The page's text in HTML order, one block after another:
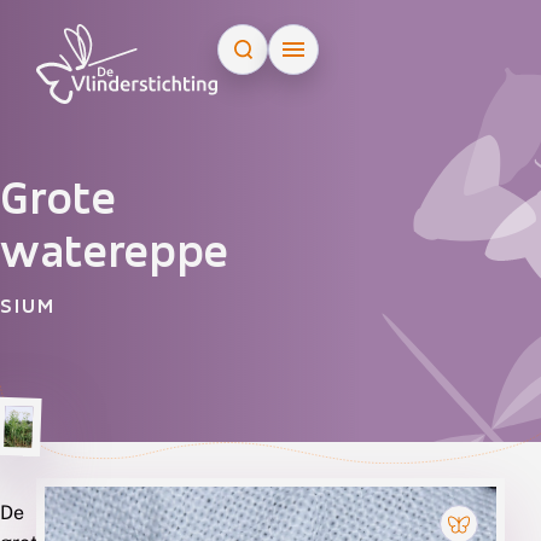
Grote
watereppe
SIUM
De
Soorten